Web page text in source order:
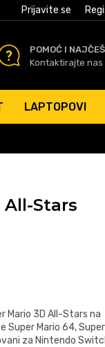
KARTICAMA
Prijavite se
POMOĆ I
Kontaktirajte nas
LAPTOPOVI
Stars
Mario 3D All-Stars na
Super Mario 64, Super
za Nintendo